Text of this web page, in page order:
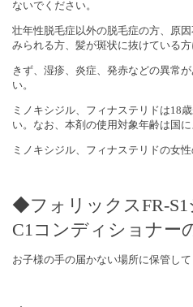
ないでください。
壮年性脱毛症以外の脱毛症の方、原
みられる方、髪が斑状に抜けている方
きず、湿疹、炎症、発赤などの異常
い。
ミノキシジル、フィナステリドは18
い。なお、本剤の使用対象年齢は国
ミノキシジル、フィナステリドの女性
◆フォリックスFR-
C1コンディショナー
お子様の手の届かない場所に保管して